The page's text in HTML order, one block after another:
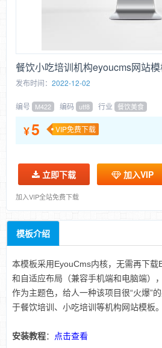
餐饮小吃培训机构eyoucms网站
发布时间： 2022-12-02
编号 M422 编码 utf8 行业 餐饮美食
¥5 VIP免费下载
立即下载 加入VIP
加入VIP全站免费下载
模板介绍
本模板采用EyouCms内核，无需再下载
和自适应布局（兼容手机端和电脑端）
作为主题色，给人一种该项目很“火爆”
于餐饮培训、小吃培训等机构网站模板。
安装教程： 点击查看